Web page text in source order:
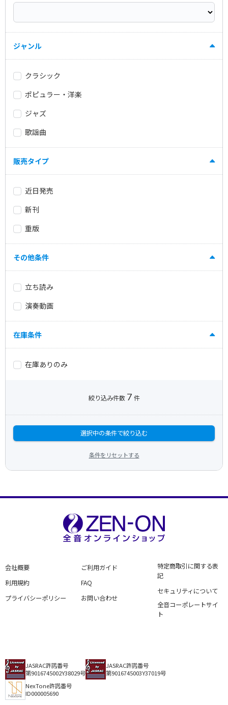
ジャンル
クラシック
ポピュラー・洋楽
ジャズ
歌謡曲
販売タイプ
近日発売
新刊
重版
その他条件
立ち読み
演奏動画
在庫条件
在庫ありのみ
絞り込み件数 7 件
選択中の条件で絞り込む
条件をリセットする
会社概要
利用規約
プライバシーポリシー
ご利用ガイド
FAQ
お問い合わせ
特定商取引に関する表
記
セキュリティについて
全音コーポレートサイ
ト
JASRAC許諾番号
第9016745002Y38029号
JASRAC許諾番号
第9016745003Y37019号
NexTone許諾番号
ID000005690